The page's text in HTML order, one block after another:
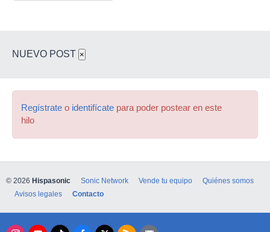
NUEVO POST ×
Regístrate o identifícate para poder postear en este
hilo
© 2026 Hispasonic Sonic Network Vende tu equipo
Quiénes somos
Avisos legales
Contacto